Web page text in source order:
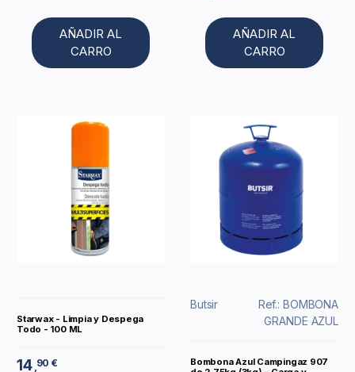
AÑADIR AL
CARRO
AÑADIR AL
CARRO
Starwax - Limpia y Despega
Todo - 100 ML
14 90 €
Butsir
Ref.: BOMBONA
GRANDE AZUL
Bombona Azul Campingaz 907